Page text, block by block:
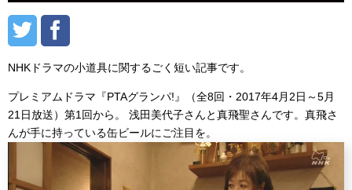
NHKドラマの小道具に関するごく短い記事です。
プレミアムドラマ『PTAグランパ!』（全8回・2017年4月2日～5月
21日放送）第1回から。 浅田美代子さんと真飛聖さんです。真飛さ
んが手に持っている缶ビールにご注目を。